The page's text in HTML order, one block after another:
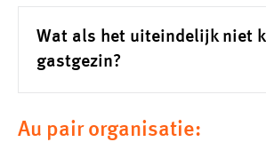
Wat als het uiteindelijk niet
gastgezin?
Au pair organisatie: